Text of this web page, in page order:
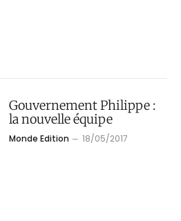
Gouvernement Philippe :
la nouvelle équipe
Monde Edition 18/05/2017